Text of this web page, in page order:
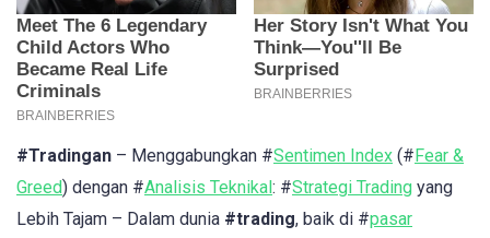
#Tradingan – Menggabungkan #Sentimen Index (#Fear &
Greed) dengan #Analisis Teknikal: #Strategi Trading yang
Lebih Tajam – Dalam dunia #trading, baik di #pasar